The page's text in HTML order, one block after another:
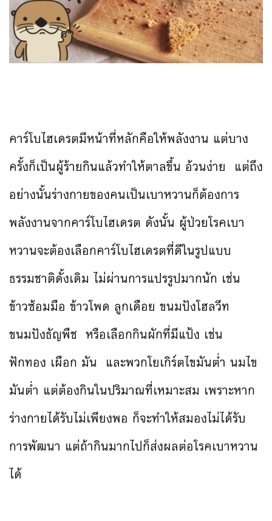
คาร์โบไฮเดรตมีหน้าที่หลักคือให้พลังงาน แต่บาง
ครั้งก็เป็นผู้ร้ายกินแล้วทำให้ตาลขึ้น อ้วนง่าย แต่ถึง
อย่างนั้นร่างกายของคนเป็นเบาหวานก็ต้องการ
พลังงานจากคาร์โบไฮเดรต ดังนั้น ผู้ป่วยโรคเบา
หวานจะต้องเลือกคาร์โบไฮเดรตที่ดีในรูปแบบ
ธรรมชาติดั้งเดิม ไม่ผ่านการแปรรูปมากนัก เช่น
ข้าวซ้อมมือ ข้าวโพด ลูกเดือย ขนมปังโฮลวีท
ขนมปังธัญพืช หรือเลือกกินผักที่มีแป้ง เช่น
ฟักทอง เผือก มัน และพวกโยเกิร์ตไขมันต่ำ นมไข
มันต่ำ แต่ต้องกินในปริมาณที่เหมาะสม เพราะหาก
ร่างกายได้รับไม่เพียงพอ ก็จะทำให้สมองไม่ได้รับ
การพัฒนา แต่ถ้ากินมากไปก็ส่งผลต่อโรคเบาหวาน
ได้